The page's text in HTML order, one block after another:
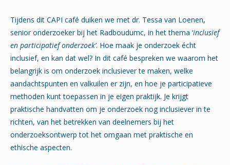
Tijdens dit CAPI café duiken we met dr. Tessa van Loenen,
senior onderzoeker bij het Radboudumc, in het thema ‘inclusief
en participatief onderzoek’. Hoe maak je onderzoek écht
inclusief, en kan dat wel? In dit café bespreken we waarom het
belangrijk is om onderzoek inclusiever te maken, welke
aandachtspunten en valkuilen er zijn, en hoe je participatieve
methoden kunt toepassen in je eigen praktijk. Je krijgt
praktische handvatten om je onderzoek nog inclusiever in te
richten, van het betrekken van deelnemers bij het
onderzoeksontwerp tot het omgaan met praktische en
ethische aspecten.